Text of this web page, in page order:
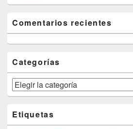
Comentarios recientes
Categorías
Categorías
Etiquetas